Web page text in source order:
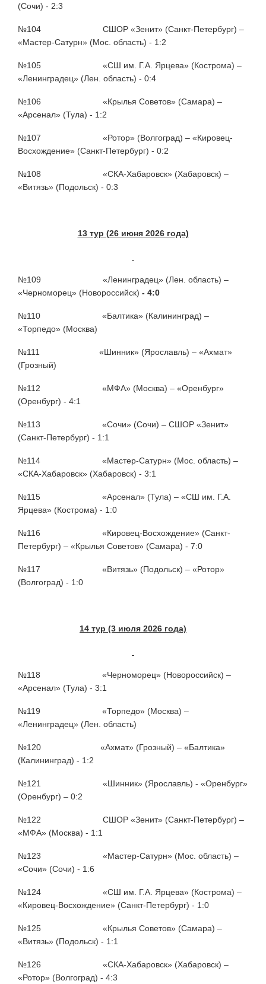
(Сочи) - 2:3
№104 СШОР «Зенит» (Санкт-Петербург) –
«Мастер-Сатурн» (Мос. область) - 1:2
№105 «СШ им. Г.А. Ярцева» (Кострома) –
«Ленинградец» (Лен. область) - 0:4
№106 «Крылья Советов» (Самара) –
«Арсенал» (Тула) - 1:2
№107 «Ротор» (Волгоград) – «Кировец-
Восхождение» (Санкт-Петербург) - 0:2
№108 «СКА-Хабаровск» (Хабаровск) –
«Витязь» (Подольск) - 0:3
13 тур (26 июня 2026 года)
№109 «Ленинградец» (Лен. область) –
«Черноморец» (Новороссийск) - 4:0
№110 «Балтика» (Калининград) –
«Торпедо» (Москва)
№111 «Шинник» (Ярославль) – «Ахмат»
(Грозный)
№112 «МФА» (Москва) – «Оренбург»
(Оренбург) - 4:1
№113 «Сочи» (Сочи) – СШОР «Зенит»
(Санкт-Петербург) - 1:1
№114 «Мастер-Сатурн» (Мос. область) –
«СКА-Хабаровск» (Хабаровск) - 3:1
№115 «Арсенал» (Тула) – «СШ им. Г.А.
Ярцева» (Кострома) - 1:0
№116 «Кировец-Восхождение» (Санкт-
Петербург) – «Крылья Советов» (Самара) - 7:0
№117 «Витязь» (Подольск) – «Ротор»
(Волгоград) - 1:0
14 тур (3 июля 2026 года)
№118 «Черноморец» (Новороссийск) –
«Арсенал» (Тула) - 3:1
№119 «Торпедо» (Москва) –
«Ленинградец» (Лен. область)
№120 «Ахмат» (Грозный) – «Балтика»
(Калининград) - 1:2
№121 «Шинник» (Ярославль) - «Оренбург»
(Оренбург) – 0:2
№122 СШОР «Зенит» (Санкт-Петербург) –
«МФА» (Москва) - 1:1
№123 «Мастер-Сатурн» (Мос. область) –
«Сочи» (Сочи) - 1:6
№124 «СШ им. Г.А. Ярцева» (Кострома) –
«Кировец-Восхождение» (Санкт-Петербург) - 1:0
№125 «Крылья Советов» (Самара) –
«Витязь» (Подольск) - 1:1
№126 «СКА-Хабаровск» (Хабаровск) –
«Ротор» (Волгоград) - 4:3